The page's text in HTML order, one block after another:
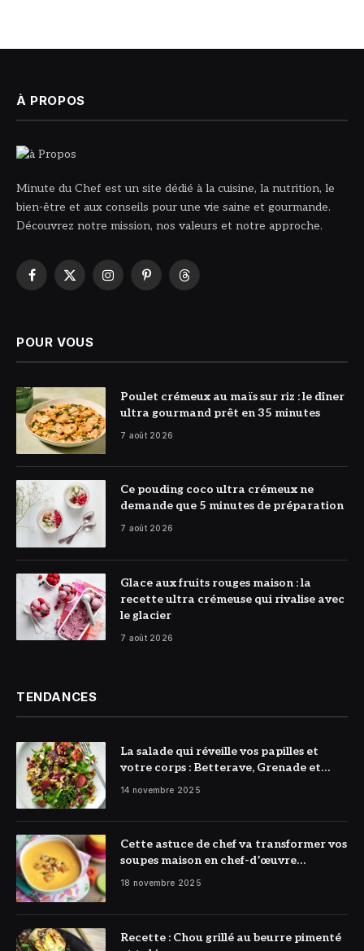
À PROPOS
Minute du Chef est un site dédié à la cuisine, la nutrition, le
bien-être et aux conseils pour une vie saine et gourmande.
Découvrez notre mission, nos valeurs et notre approche.
Facebook
X
InstagramPinterestThreads
POUR VOUS
© DR
Poulet crémeux au maïs sur riz : le dîner
ultra gourmand prêt en 35 minutes
7 août 2026
© DR
Ce pouding coco ultra crémeux ne
demande que 5 minutes de préparation
7 août 2026
© DR
Glace aux fruits rouges maison : la
recette ultra crémeuse qui rivalise avec
le glacier
7 août 2026
TENDANCES
La salade qui réveille vos papilles et
votre corps : Betterave, Grenade et
Citron à l’honneur
14 novembre 2025
Cette astuce de chef va transformer vos
soupes maison en chef-d’œuvre
réconfortant
18 novembre 2025
Recette : Chou grillé au beurre pimenté